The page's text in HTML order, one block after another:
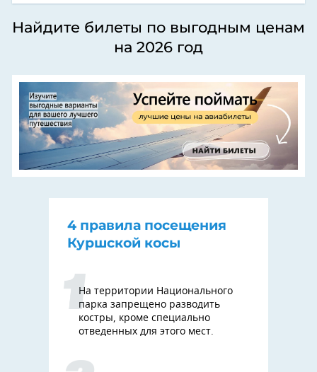
Найдите билеты по выгодным ценам
на 2026 год
4 правила посещения
Куршской косы
На территории Национального
парка запрещено разводить
костры, кроме специально
отведенных для этого мест.